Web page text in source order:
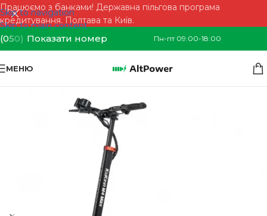
Skip to navigation
Skip to main content
Працюємо з банками! Державна пільгова програма
кредитування. Полтава та Київ.
(050) Показати номер Пн-пт 09:00-18:00
МЕНЮ